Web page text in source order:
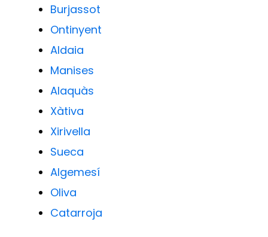
Burjassot
Ontinyent
Aldaia
Manises
Alaquàs
Xàtiva
Xirivella
Sueca
Algemesí
Oliva
Catarroja